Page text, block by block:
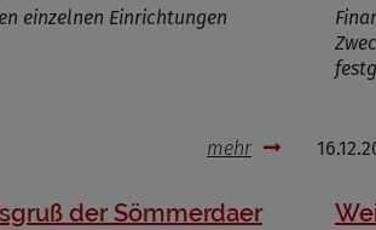
einzelnen Einrichtungen
mehr
der Sömmerdaer
von OpenStreetMaps gesetzt werden